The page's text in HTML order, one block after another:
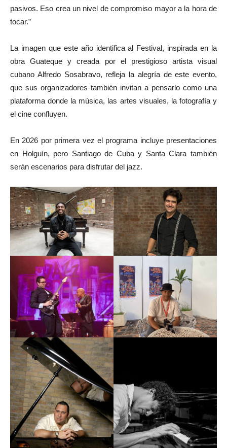
pasivos. Eso crea un nivel de compromiso mayor a la hora de
tocar.”
La imagen que este año identifica al Festival, inspirada en la
obra Guateque y creada por el prestigioso artista visual
cubano Alfredo Sosabravo, refleja la alegría de este evento,
que sus organizadores también invitan a pensarlo como una
plataforma donde la música, las artes visuales, la fotografía y
el cine confluyen.
En 2026 por primera vez el programa incluye presentaciones
en Holguín, pero Santiago de Cuba y Santa Clara también
serán escenarios para disfrutar del jazz.